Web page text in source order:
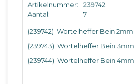
Artikelnummer:
239742
Aantal:
7
(239742) Wortelheffer Bein 2mm
(239743) Wortelheffer Bein 3mm
(239744) Wortelheffer Bein 4mm